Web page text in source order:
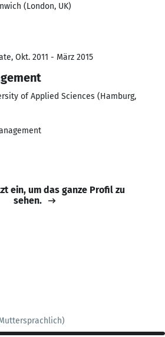
(London, UK)
Okt. 2011 - März 2015
of Applied Sciences (Hamburg,
ein, um das ganze Profil zu
sehen.